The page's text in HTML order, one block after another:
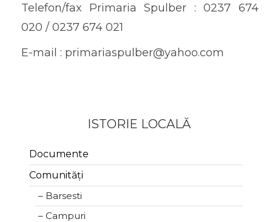
Telefon/fax Primaria Spulber : 0237 674
020 / 0237 674 021
E-mail : primariaspulber@yahoo.com
ISTORIE LOCALĂ
Documente
Comunități
– Barsesti
– Campuri